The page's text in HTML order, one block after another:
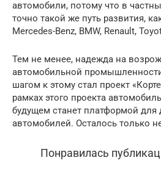
автомобили, потому что в
точно такой же путь развития,
Mercedes-Benz, BMW, Renault,
Тем не менее, надежда на
автомобильной
шагом к этому стал проект
рамках этого проекта
будущем станет платформой для
автомобилей. Осталось только
Понравилась